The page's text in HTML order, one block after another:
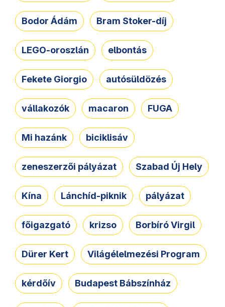
Bodor Ádám Bram Stoker-díj
LEGO-oroszlán elbontás
Fekete Giorgio autósüldözés
vállakozók macaron FUGA
Mi hazánk biciklisáv
zeneszerzői pályázat Szabad Új Hely
Kína Lánchíd-piknik pályázat
főigazgató krizso Borbíró Virgil
Dürer Kert Világélelmezési Program
kérdőív Budapest Bábszínház